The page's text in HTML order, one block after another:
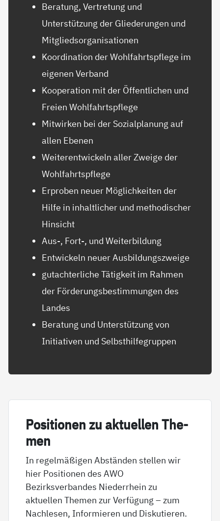
Beratung, Vertretung und
Unterstützung der Gliederungen und
Mitgliedsorganisationen
Koordination der Wohlfahrtspflege im
eigenen Verband
Kooperation mit der Öffentlichen und
Freien Wohlfahrtspflege
Mitwirken bei der Sozialplanung auf
allen Ebenen
Weiterentwickeln aller Zweige der
Wohlfahrtspflege
Erproben neuer Möglichkeiten der
Hilfe in inhaltlicher und methodischer
Hinsicht
Aus-, Fort-, und Weiterbildung
Entwickeln neuer Ausbildungszweige
gutachterliche Tätigkeit im Rahmen
der Förderungsbestimmungen des
Landes
Beratung und Unterstützung von
Initiativen und Selbsthilfegruppen
Po­si­tio­nen zu ak­tu­el­len The­
men
In regelmäßigen Abständen stellen wir
hier Positionen des AWO
Bezirksverbandes Niederrhein zu
aktuellen Themen zur Verfügung – zum
Nachlesen, Informieren und Diskutieren.